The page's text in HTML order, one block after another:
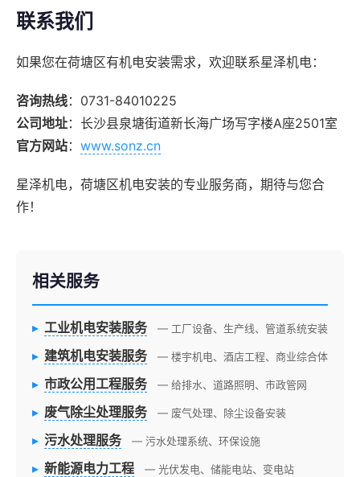
联系我们
如果您在荷塘区有机电安装需求，欢迎联系星泽机电：
咨询热线：0731-84010225
公司地址：长沙县泉塘街道新长海广场写字楼A座2501室
官方网站： www.sonz.cn
星泽机电，荷塘区机电安装的专业服务商，期待与您合
作！
相关服务
▸ 工业机电安装服务 — 工厂设备、生产线、管道系统安装
▸ 建筑机电安装服务 — 楼宇机电、酒店工程、商业综合体
▸ 市政公用工程服务 — 给排水、道路照明、市政管网
▸ 废气除尘处理服务 — 废气处理、除尘设备安装
▸ 污水处理服务 — 污水处理系统、环保设施
▸ 新能源电力工程 — 光伏发电、储能电站、变电站